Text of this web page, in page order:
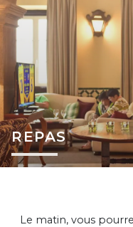
REPAS
Le matin, vous